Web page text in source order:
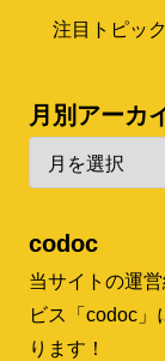
注目トピッ
月別アーカ
codoc
当サイトの運
ビス「codoc」
ります！